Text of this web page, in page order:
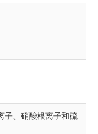
子、硝酸根离子和硫